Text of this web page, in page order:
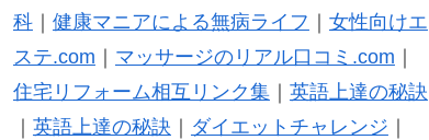
科｜ 健康マニアによる無病ライフ
女性向けエ
ステ.com
マッサージのリアル口コミ.com
住宅リフォーム相互リンク集｜ 英語上達の秘訣
英語上達の秘訣 ダイエットチャレンジ